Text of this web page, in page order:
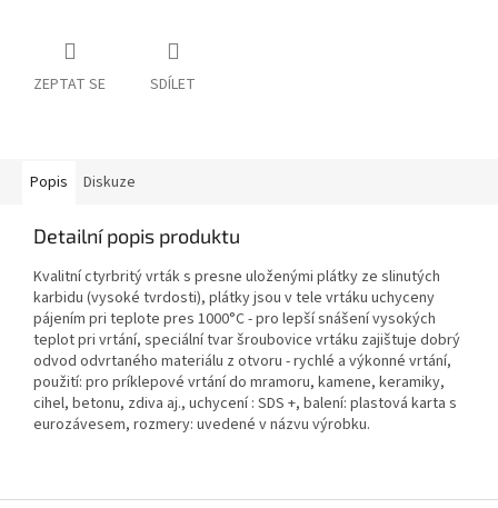
ZEPTAT SE SDÍLET
Popis Diskuze
Detailní popis produktu
Kvalitní ctyrbritý vrták s presne uloženými plátky ze slinutých
karbidu (vysoké tvrdosti), plátky jsou v tele vrtáku uchyceny
pájením pri teplote pres 1000°C - pro lepší snášení vysokých
teplot pri vrtání, speciální tvar šroubovice vrtáku zajištuje dobrý
odvod odvrtaného materiálu z otvoru - rychlé a výkonné vrtání,
použití: pro príklepové vrtání do mramoru, kamene, keramiky,
cihel, betonu, zdiva aj., uchycení : SDS +, balení: plastová karta s
eurozávesem, rozmery: uvedené v názvu výrobku.